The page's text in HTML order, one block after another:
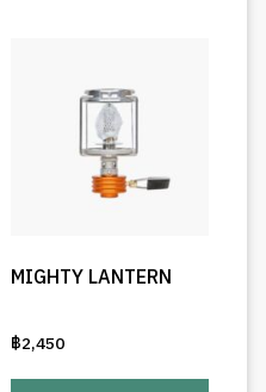
MIGHTY LANTERN
฿2,450